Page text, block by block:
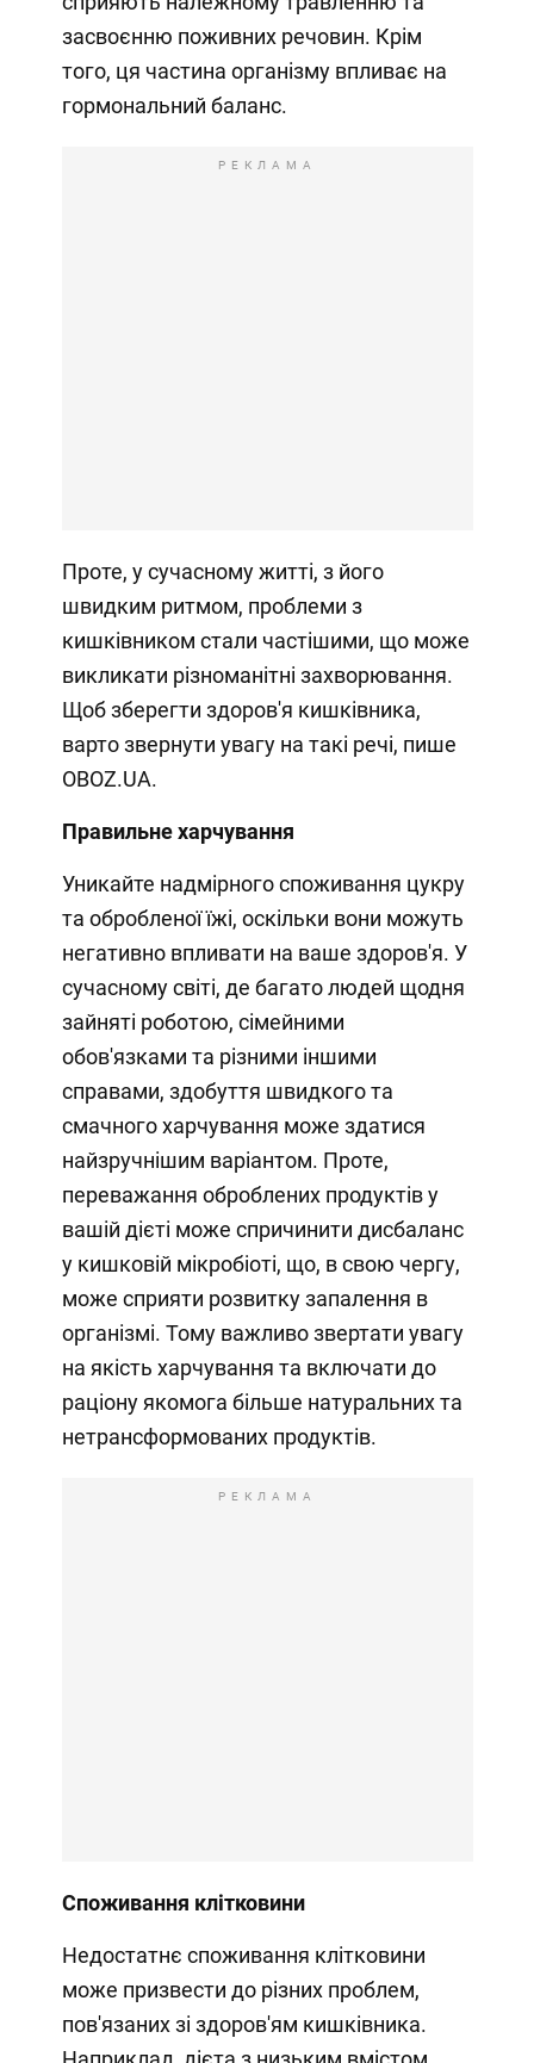
засвоєнню поживних речовин. Крім
того, ця частина організму впливає на
гормональний баланс.
РЕКЛАМА
Проте, у сучасному житті, з його
швидким ритмом, проблеми з
кишківником стали частішими, що може
викликати різноманітні захворювання.
Щоб зберегти здоров'я кишківника,
варто звернути увагу на такі речі, пише
OBOZ.UA.
Правильне харчування
Уникайте надмірного споживання цукру
та обробленої їжі, оскільки вони можуть
негативно впливати на ваше здоров'я. У
сучасному світі, де багато людей щодня
зайняті роботою, сімейними
обов'язками та різними іншими
справами, здобуття швидкого та
смачного харчування може здатися
найзручнішим варіантом. Проте,
переважання оброблених продуктів у
вашій дієті може спричинити дисбаланс
у кишковій мікробіоті, що, в свою чергу,
може сприяти розвитку запалення в
організмі. Тому важливо звертати увагу
на якість харчування та включати до
раціону якомога більше натуральних та
нетрансформованих продуктів.
РЕКЛАМА
Споживання клітковини
Недостатнє споживання клітковини
може призвести до різних проблем,
пов'язаних зі здоров'ям кишківника.